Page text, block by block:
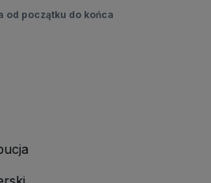
od początku do końca